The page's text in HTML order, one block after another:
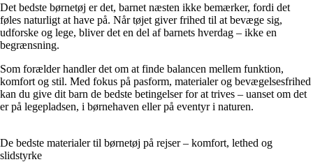
Det bedste børnetøj er det, barnet næsten ikke bemærker, fordi det
føles naturligt at have på. Når tøjet giver frihed til at bevæge sig,
udforske og lege, bliver det en del af barnets hverdag – ikke en
begrænsning.
Som forælder handler det om at finde balancen mellem funktion,
komfort og stil. Med fokus på pasform, materialer og bevægelsesfrihed
kan du give dit barn de bedste betingelser for at trives – uanset om det
er på legepladsen, i børnehaven eller på eventyr i naturen.
De bedste materialer til børnetøj på rejser – komfort, lethed og
slidstyrke